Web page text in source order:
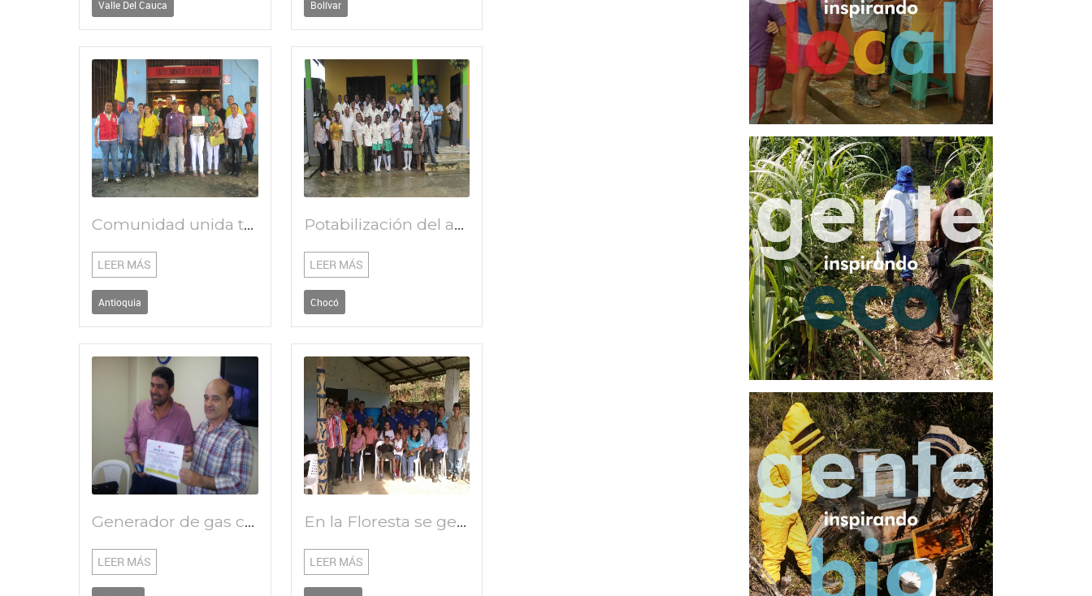
Valle Del Cauca Bolívar
Comunidad unida trabajando por agua potable
LEER MÁS
Antioquia
Potabilización del agua a través de filtro
LEER MÁS
Chocó
Generador de gas cloro in situ para la potabilización del agua
LEER MÁS
En la Floresta se gestiona comunitariamente agua para la vida.
LEER MÁS